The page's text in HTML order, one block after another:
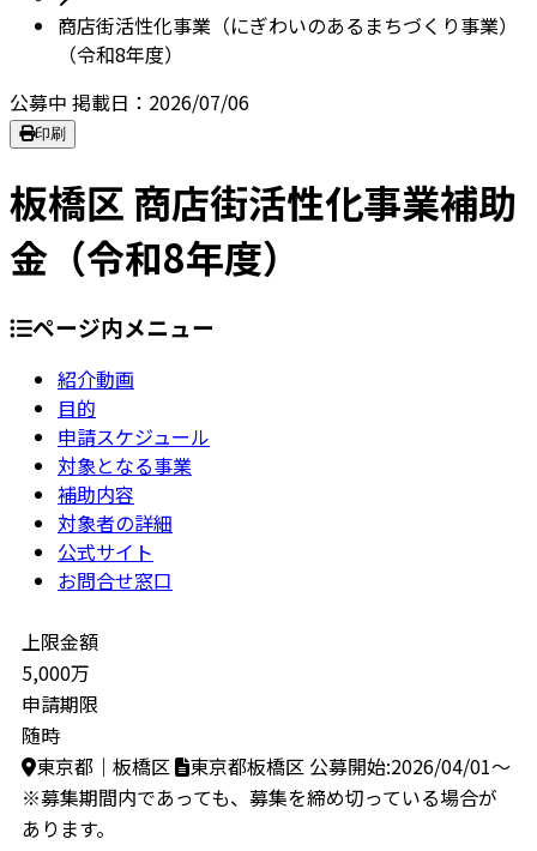
商店街活性化事業（にぎわいのあるまちづくり事業）
（令和8年度）
公募中 掲載日：2026/07/06
印刷
板橋区 商店街活性化事業補助
金（令和8年度）
ページ内メニュー
紹介動画
目的
申請スケジュール
対象となる事業
補助内容
対象者の詳細
公式サイト
お問合せ窓口
上限金額
5,000万
申請期限
随時
東京都｜板橋区
東京都板橋区 公募開始:2026/04/01～
※募集期間内であっても、募集を締め切っている場合が
あります。